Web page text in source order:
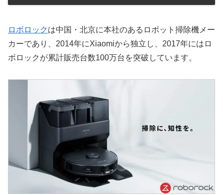
ロボロックは中国・北京に本社のあるロボット掃除機メー
カーであり、2014年にXiaomiから独立し、2017年にはロ
ボロックが累計販売台数100万台を突破しています。